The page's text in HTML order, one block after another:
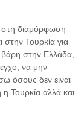
στη διαμόρφωση
Τουρκία για
βάρη στην Ελλάδα,
να μην
όσους δεν είναι
Τουρκία αλλά και